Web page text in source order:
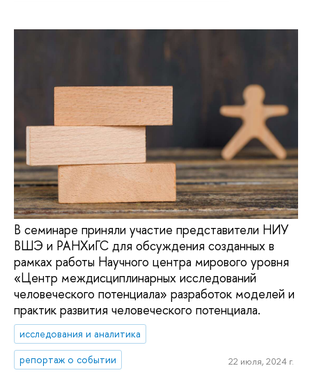
В семинаре приняли участие представители НИУ
ВШЭ и РАНХиГС для обсуждения созданных в
рамках работы Научного центра мирового уровня
«Центр междисциплинарных исследований
человеческого потенциала» разработок моделей и
практик развития человеческого потенциала.
исследования и аналитика
репортаж о событии
22 июля, 2024 г.